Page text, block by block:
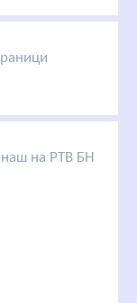
на РТВ БН